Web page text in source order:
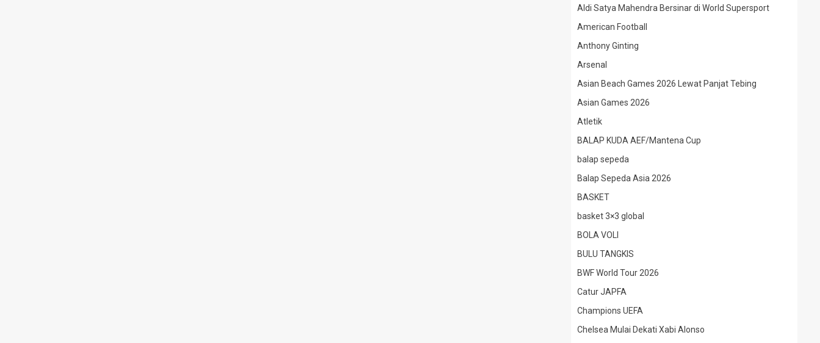
Aldi Satya Mahendra Bersinar di World Supersport
American Football
Anthony Ginting
Arsenal
Asian Beach Games 2026 Lewat Panjat Tebing
Asian Games 2026
Atletik
BALAP KUDA AEF/Mantena Cup
balap sepeda
Balap Sepeda Asia 2026
BASKET
basket 3×3 global
BOLA VOLI
BULU TANGKIS
BWF World Tour 2026
Catur JAPFA
Champions UEFA
Chelsea Mulai Dekati Xabi Alonso